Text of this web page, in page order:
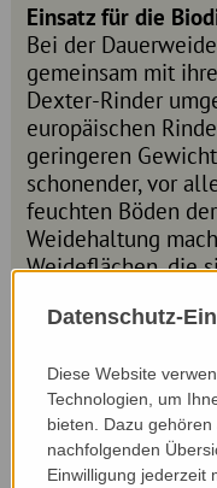
Einsatz für die
Bei der
gemeinsam mit
Dexter-Rinder
europäischen
geringeren
schonender, vor
feuchten Böden
Weidehaltung
Weideflächen, die
abheben. Die
verkauft wird, wird
Halbkonserven,
Schmuck
Datenschutz-
Diese Website
Technologien, um
bieten. Dazu
nachfolgenden
Einwilligung jederzeit